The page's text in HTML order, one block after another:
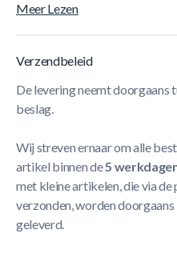
Meer Lezen
Verzendbeleid
De levering neemt doorgaans
beslag.
Wij streven ernaar om alle
artikel binnen de5
met kleine artikelen, die via
verzonden, worden doorgaans
geleverd.